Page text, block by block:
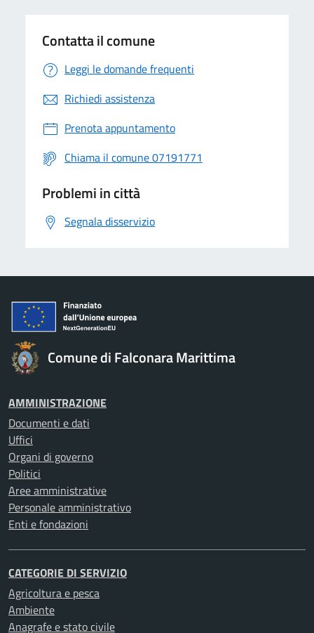
Contatta il comune
Leggi le domande frequenti
Richiedi assistenza
Prenota appuntamento
Chiama il comune 07191771
Problemi in città
Segnala disservizio
Comune di Falconara Marittima
AMMINISTRAZIONE
Documenti e dati
Uffici
Organi di governo
Politici
Aree amministrative
Personale amministrativo
Enti e fondazioni
CATEGORIE DI SERVIZIO
Agricoltura e pesca
Ambiente
Anagrafe e stato civile